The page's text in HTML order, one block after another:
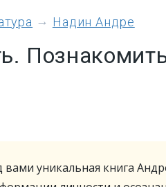
Надин Андре
вами уникальная книга